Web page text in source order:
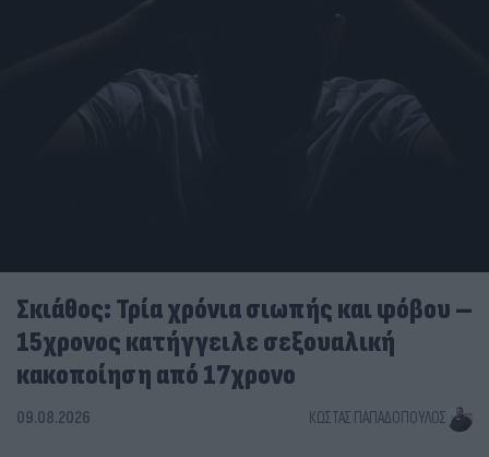
Σκιάθος: Τρία χρόνια σιωπής και φόβου –
15χρονος κατήγγειλε σεξουαλική
κακοποίηση από 17χρονο
09.08.2026 ΚΏΣΤΑΣ ΠΑΠΑΔΌΠΟΥΛΟΣ